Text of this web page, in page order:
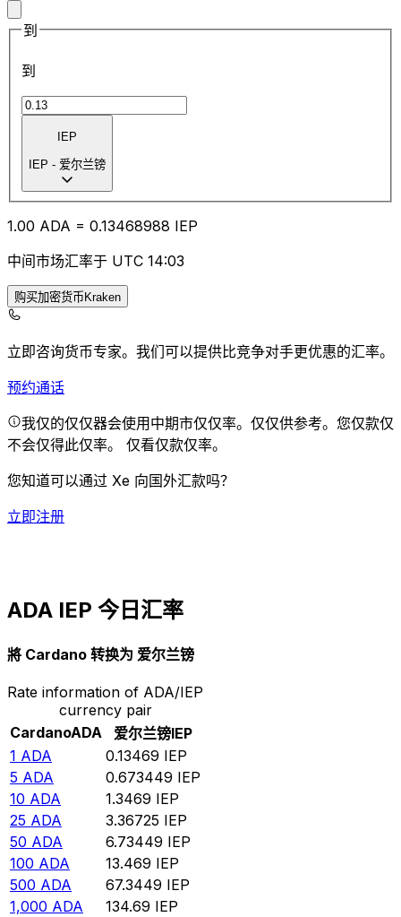
到
到
IEP
IEP - 爱尔兰镑
1.00 ADA = 0.13468988 IEP
中间市场汇率于 UTC 14:03
购买加密货币Kraken
立即咨询货币专家。 我们可以提供比竞争对手更优惠的汇率。
预约通话
我仅的仅仅器会使用中期市仅仅率。仅仅供参考。您仅款仅
不会仅得此仅率。 仅看仅款仅率。
您知道可以通过 Xe 向国外汇款吗？
立即注册
ADA IEP 今日汇率
將 Cardano 转换为 爱尔兰镑
Rate information of ADA/IEP
currency pair
CardanoADA 爱尔兰镑IEP
1 ADA 0.13469 IEP
5 ADA 0.673449 IEP
10 ADA 1.3469 IEP
25 ADA 3.36725 IEP
50 ADA 6.73449 IEP
100 ADA 13.469 IEP
500 ADA 67.3449 IEP
1,000 ADA 134.69 IEP